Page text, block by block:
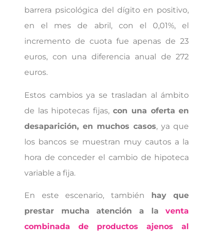
barrera psicológica del dígito en positivo,
en el mes de abril, con el 0,01%, el
incremento de cuota fue apenas de 23
euros, con una diferencia anual de 272
euros.
Estos cambios ya se trasladan al ámbito
de las hipotecas fijas,con una oferta en
desaparición, en muchos casos, ya que
los bancos se muestran muy cautos a la
hora de conceder el cambio de hipoteca
variable a fija.
En este escenario, también
hay que
prestar mucha atención a laventa
combinada de productos ajenos al